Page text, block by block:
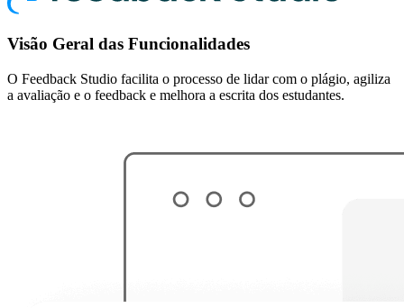
Visão Geral das Funcionalidades
O Feedback Studio facilita o processo de lidar com o plágio, agiliza
a avaliação e o feedback e melhora a escrita dos estudantes.